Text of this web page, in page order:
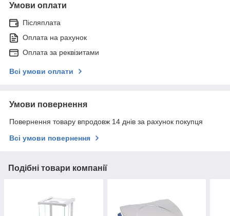
Умови оплати
Післяплата
Оплата на рахунок
Оплата за реквізитами
Всі умови оплати
Умови повернення
Повернення товару впродовж 14 днів за рахунок покупця
Всі умови повернення
Подібні товари компанії